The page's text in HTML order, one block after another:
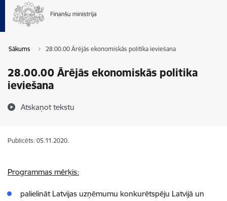
Sākums 28.00.00 Ārējās ekonomiskās politika ieviešana
28.00.00 Ārējās ekonomiskās politika
ieviešana
Atskaņot tekstu
Publicēts: 05.11.2020.
Programmas mērķis:
palielināt Latvijas uzņēmumu konkurētspēju Latvijā un